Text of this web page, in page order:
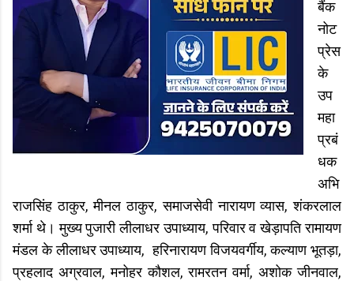
बैंक
नोट
प्रेस
के
उप
महा
प्रबं
धक
अभि
राजसिंह ठाकुर, मीनल ठाकुर, समाजसेवी नारायण व्यास, शंकरलाल
शर्मा थे। मुख्य पुजारी लीलाधर उपाध्याय, परिवार व खेड़ापति रामायण
मंडल के लीलाधर उपाध्याय, हरिनारायण विजयवर्गीय, कल्याण भूतड़ा,
प्रहलाद अग्रवाल, मनोहर कौशल, रामरतन वर्मा, अशोक जीनवाल,